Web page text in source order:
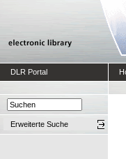
DLR Portal
Erweiterte Suche